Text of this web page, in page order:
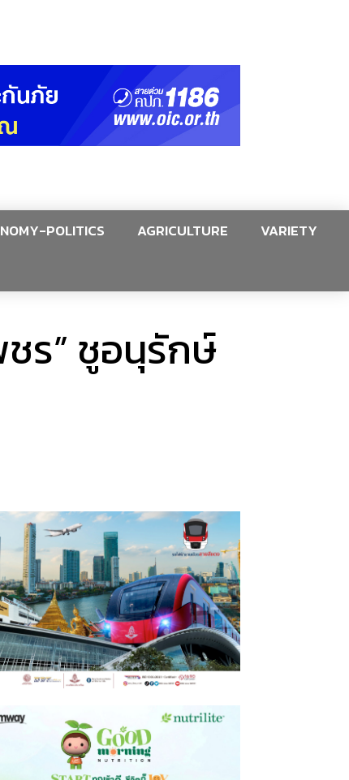
POLITICS AGRICULTURE
VARIETY
ร” ชูอนุรักษ์